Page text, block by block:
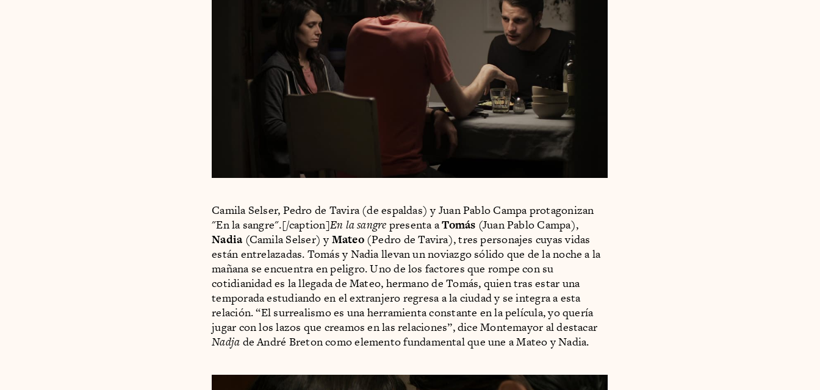
Camila Selser, Pedro de Tavira (de espaldas) y Juan Pablo Campa protagonizan
"En la sangre".[/caption]En la sangre presenta aTomás (Juan Pablo Campa),
Nadia(Camila Selser) y Mateo(Pedro de Tavira), tres personajes cuyas vidas
están entrelazadas. Tomás y Nadia llevan un noviazgo sólido que de la noche a la
mañana se encuentra en peligro. Uno de los factores que rompe con su
cotidianidad es la llegada de Mateo, hermano de Tomás, quien tras estar una
temporada estudiando en el extranjero regresa a la ciudad y se integra a esta
relación. “El surrealismo es una herramienta constante en la película, yo quería
jugar con los lazos que creamos en las relaciones”, dice Montemayor al destacar
Nadja de André Breton como elemento fundamental que une a Mateo y Nadia.